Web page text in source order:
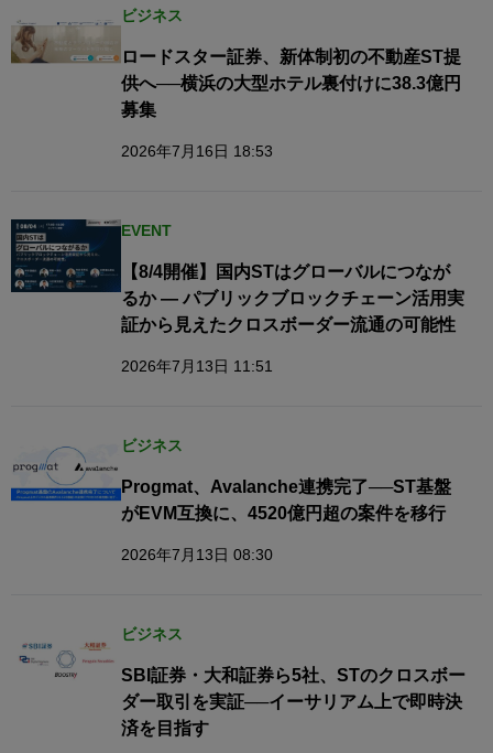
ビジネス
ロードスター証券、新体制初の不動産ST提
供へ──横浜の大型ホテル裏付けに38.3億円
募集
2026年7月16日 18:53
EVENT
【8/4開催】国内STはグローバルにつなが
るか — パブリックブロックチェーン活用実
証から見えたクロスボーダー流通の可能性
2026年7月13日 11:51
ビジネス
Progmat、Avalanche連携完了──ST基盤
がEVM互換に、4520億円超の案件を移行
2026年7月13日 08:30
ビジネス
SBI証券・大和証券ら5社、STのクロスボー
ダー取引を実証──イーサリアム上で即時決
済を目指す